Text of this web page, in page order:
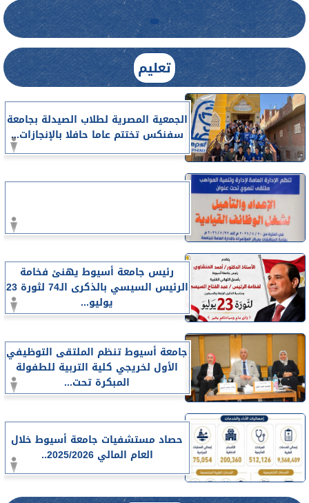
تعليم
الجمعية المصرية لطلاب الصيدلة بجامعة
سفنكس تختتم عاما حافلا بالإنجازات...
رئيس جامعة أسيوط يهنئ فخامة
الرئيس السيسي بالذكرى الـ74 لثورة 23
يوليو...
جامعة أسيوط تنظم الملتقى التوظيفي
الأول لخريجي كلية التربية للطفولة
المبكرة تحت...
حصاد مستشفيات جامعة أسيوط خلال
العام المالي 2025/2026..